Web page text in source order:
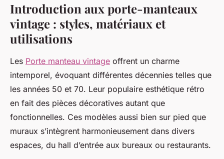
Introduction aux porte-manteaux
vintage : styles, matériaux et
utilisations
Les Porte manteau vintage offrent un charme
intemporel, évoquant différentes décennies telles que
les années 50 et 70. Leur populaire esthétique rétro
en fait des pièces décoratives autant que
fonctionnelles. Ces modèles aussi bien sur pied que
muraux s’intègrent harmonieusement dans divers
espaces, du hall d’entrée aux bureaux ou restaurants.